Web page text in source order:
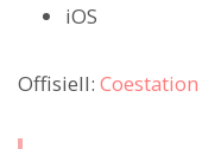
iOS
Offisiell: Coestation